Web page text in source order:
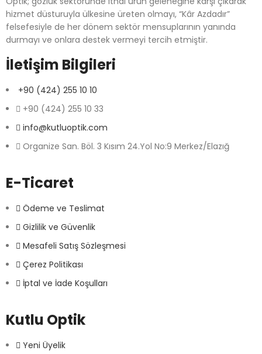
hizmet düsturuyla ülkesine üreten olmayı, “Kâr Azdadır”
felsefesiyle de her dönem sektör mensuplarının yanında
durmayı ve onlara destek vermeyi tercih etmiştir.
İletişim Bilgileri
+90 (424) 255 10 10
+90 (424) 255 10 33
info@kutluoptik.com
Organize San. Böl. 3 Kısım 24.Yol No:9 Merkez/Elazığ
E-Ticaret
Ödeme ve Teslimat
Gizlilik ve Güvenlik
Mesafeli Satış Sözleşmesi
Çerez Politikası
İptal ve İade Koşulları
Kutlu Optik
Yeni Üyelik